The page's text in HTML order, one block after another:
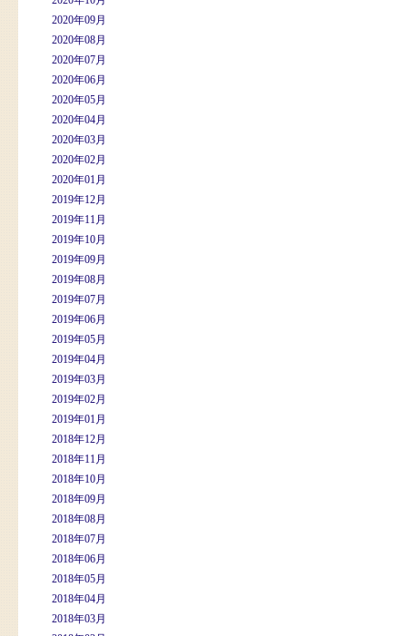
2020年09月
2020年08月
2020年07月
2020年06月
2020年05月
2020年04月
2020年03月
2020年02月
2020年01月
2019年12月
2019年11月
2019年10月
2019年09月
2019年08月
2019年07月
2019年06月
2019年05月
2019年04月
2019年03月
2019年02月
2019年01月
2018年12月
2018年11月
2018年10月
2018年09月
2018年08月
2018年07月
2018年06月
2018年05月
2018年04月
2018年03月